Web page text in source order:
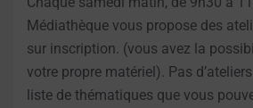
Médiathèque vous propose des
sur inscription. (vous avez la
votre propre matériel). Pas
liste de thématiques que vous